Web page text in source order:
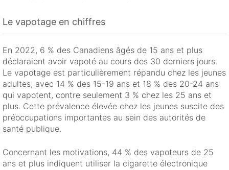
Le vapotage en chiffres
En 2022, 6 % des Canadiens âgés de 15 ans et plus
déclaraient avoir vapoté au cours des 30 derniers jours.
Le vapotage est particulièrement répandu chez les jeunes
adultes, avec 14 % des 15-19 ans et 18 % des 20-24 ans
qui vapotent, contre seulement 3 % chez les 25 ans et
plus. Cette prévalence élevée chez les jeunes suscite des
préoccupations importantes au sein des autorités de
santé publique.
Concernant les motivations, 44 % des vapoteurs de 25
ans et plus indiquent utiliser la cigarette électronique